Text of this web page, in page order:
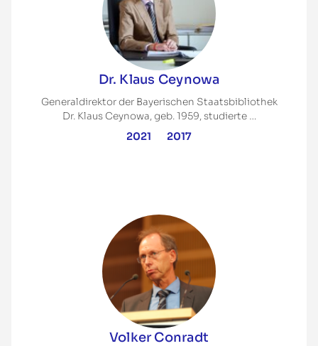
Dr. Klaus Ceynowa
Generaldirektor der Bayerischen Staatsbibliothek
Dr. Klaus Ceynowa, geb. 1959, studierte …
2021 2017
Volker Conradt